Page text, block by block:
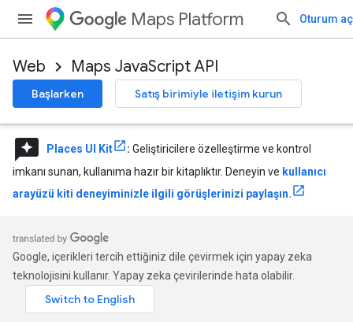
Maps Platform Oturum aç
Web Maps JavaScript API
Başlarken Satış birimiyle iletişim kurun
reviews Places UI Kit : Geliştiricilere özelleştirme ve kontrol
imkanı sunan, kullanıma hazır bir kitaplıktır. Deneyin ve kullanıcı
arayüzü kiti deneyiminizle ilgili görüşlerinizi paylaşın.
Google, içerikleri tercih ettiğiniz dile çevirmek için yapay zeka
teknolojisini kullanır. Yapay zeka çevirilerinde hata olabilir.